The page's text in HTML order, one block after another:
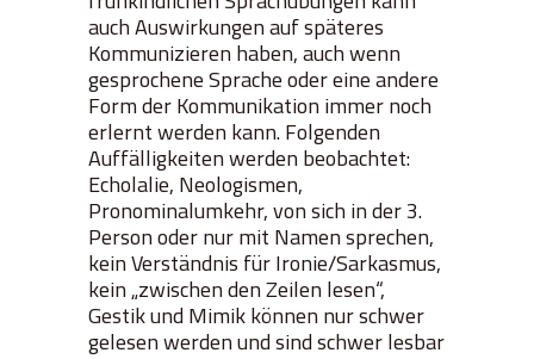
auch Auswirkungen auf späteres
Kommunizieren haben, auch wenn
gesprochene Sprache oder eine andere
Form der Kommunikation immer noch
erlernt werden kann. Folgenden
Auffälligkeiten werden beobachtet:
Echolalie, Neologismen,
Pronominalumkehr, von sich in der 3.
Person oder nur mit Namen sprechen,
kein Verständnis für Ironie/Sarkasmus,
kein „zwischen den Zeilen lesen“,
Gestik und Mimik können nur schwer
gelesen werden und sind schwer lesbar